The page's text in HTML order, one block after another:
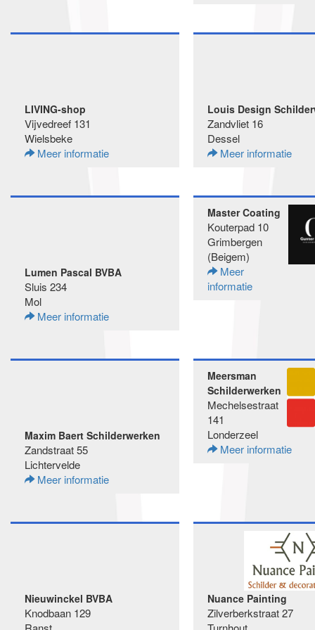
LIVING-shop
Vijvedreef 131
Wielsbeke
Meer informatie
Louis Design
Zandvliet 16
Dessel
Meer informatie
Lumen Pascal BVBA
Sluis 234
Mol
Meer informatie
Master Coating
Kouterpad 10
Grimbergen
(Beigem)
Meer
informatie
Maxim Baert Schilderwerken
Zandstraat 55
Lichtervelde
Meer informatie
Meersman
Schilderwerken
Mechelsestraat
141
Londerzeel
Meer informatie
Nieuwinckel BVBA
Knodbaan 129
Nuance Painting
Zilverberkstraat 27